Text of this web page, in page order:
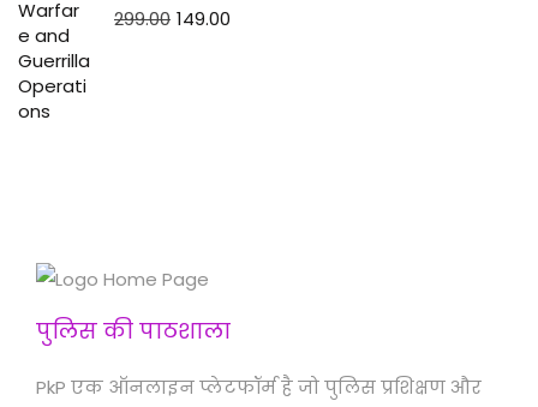
299.00 149.00
पुलिस की पाठशाला
PkP एक ऑनलाइन प्लेटफॉर्म है जो पुलिस प्रशिक्षण और